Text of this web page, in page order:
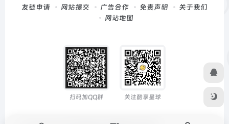
友链申请 网站提交 广告合作 免责声明
关于我们
网站地图
扫码加QQ群 关注酷享星球